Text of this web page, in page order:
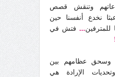
وتنقش قصص
نخدع أنفسنا حين
للمترفين... فتش في
وسحق عظامهم بين
الإرادة هي